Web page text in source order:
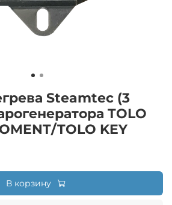
Steamtec (3
TOLO
TOLO KEY
В корзину